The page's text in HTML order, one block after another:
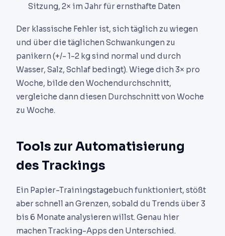
Sitzung, 2× im Jahr für ernsthafte Daten
Der klassische Fehler ist, sich täglich zu wiegen
und über die täglichen Schwankungen zu
panikern (+/- 1-2 kg sind normal und durch
Wasser, Salz, Schlaf bedingt). Wiege dich 3× pro
Woche, bilde den Wochendurchschnitt,
vergleiche dann diesen Durchschnitt von Woche
zu Woche.
Tools zur Automatisierung
des Trackings
Ein Papier-Trainingstagebuch funktioniert, stößt
aber schnell an Grenzen, sobald du Trends über 3
bis 6 Monate analysieren willst. Genau hier
machen Tracking-Apps den Unterschied.